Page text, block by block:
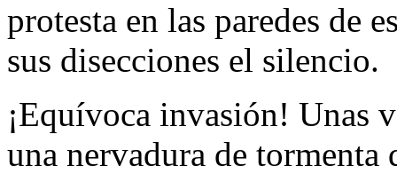
protesta en las paredes de
sus disecciones el silencio.
¡Equívoca invasión! Unas
una nervadura de tormenta